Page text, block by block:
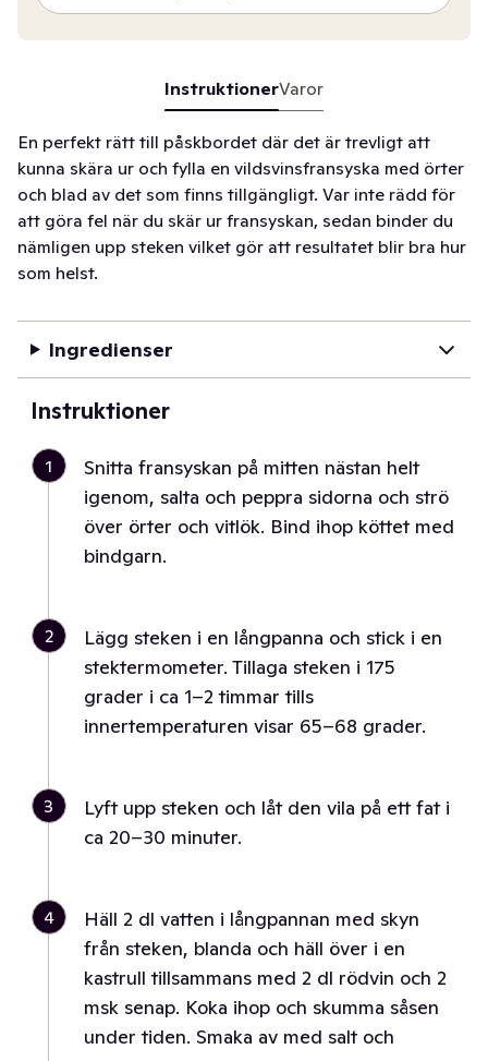
InstruktionerVaror
En perfekt rätt till påskbordet där det är trevligt att
kunna skära ur och fylla en vildsvinsfransyska med örter
och blad av det som finns tillgängligt. Var inte rädd för
att göra fel när du skär ur fransyskan, sedan binder du
nämligen upp steken vilket gör att resultatet blir bra hur
som helst.
Ingredienser
Instruktioner
1
Snitta fransyskan på mitten nästan helt
igenom, salta och peppra sidorna och strö
över örter och vitlök. Bind ihop köttet med
bindgarn.
2
Lägg steken i en långpanna och stick i en
stektermometer. Tillaga steken i 175
grader i ca 1–2 timmar tills
innertemperaturen visar 65–68 grader.
3
Lyft upp steken och låt den vila på ett fat i
ca 20–30 minuter.
4
Häll 2 dl vatten i långpannan med skyn
från steken, blanda och häll över i en
kastrull tillsammans med 2 dl rödvin och 2
msk senap. Koka ihop och skumma såsen
under tiden. Smaka av med salt och